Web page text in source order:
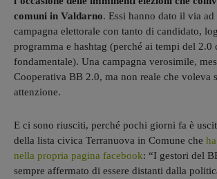
comuni in Valdarno. Essi hanno dato il via ad
campagna elettorale con tanto di candidato,
programma e hashtag (perché ai tempi del 2.0
fondamentale). Una campagna verosimile,
Cooperativa BB 2.0, ma non reale che voleva
attenzione.
E ci sono riusciti, perché pochi giorni fa è
della lista civica Terranuova in Comune che
nella propria pagina facebook: “I gestori del
sempre affermato di essere distanti dalla